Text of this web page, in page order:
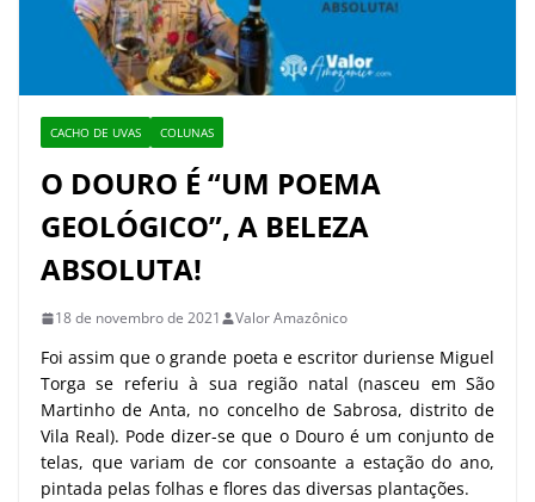
CACHO DE UVAS COLUNAS
O DOURO É “UM POEMA
GEOLÓGICO”, A BELEZA
ABSOLUTA!
18 de novembro de 2021 Valor Amazônico
Foi assim que o grande poeta e escritor duriense Miguel
Torga se referiu à sua região natal (nasceu em São
Martinho de Anta, no concelho de Sabrosa, distrito de
Vila Real). Pode dizer-se que o Douro é um conjunto de
telas, que variam de cor consoante a estação do ano,
pintada pelas folhas e flores das diversas plantações.